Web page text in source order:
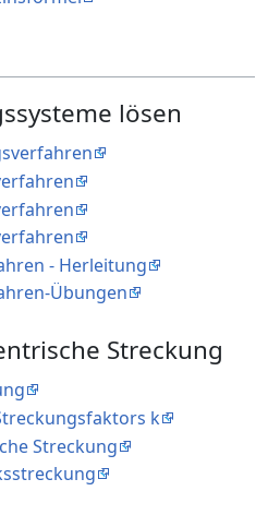
lösen
- Herleitung
Übungen
Streckung
k
Streckung